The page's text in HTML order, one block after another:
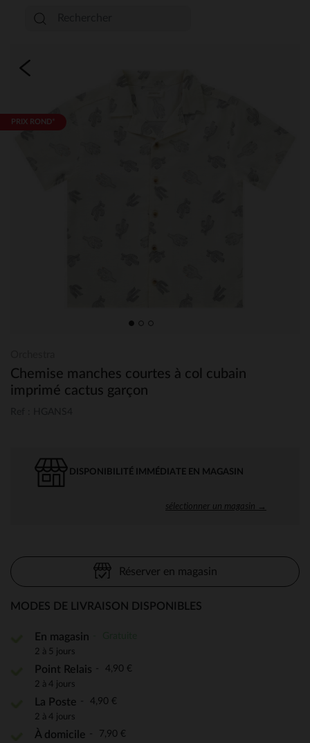
PRIX ROND*
Chemise manches courtes à col cubain
imprimé cactus garçon
DISPONIBILITÉ IMMÉDIATE EN MAGASIN
sélectionner un magasin →
Réserver en magasin
MODES DE LIVRAISON DISPONIBLES
En magasin
2 à 5 jours
Point Relais 4,90 €
2 à 4 jours
La Poste 4,90 €
2 à 4 jours
À domicile 7,90 €